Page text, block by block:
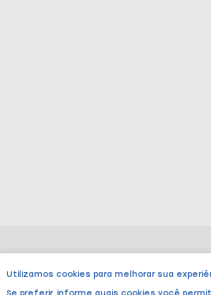
Utilizamos cookies para melhorar sua
Se preferir, informe quais cookies você